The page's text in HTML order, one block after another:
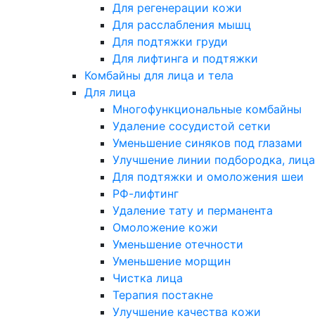
Для регенерации кожи
Для расслабления мышц
Для подтяжки груди
Для лифтинга и подтяжки
Комбайны для лица и тела
Для лица
Многофункциональные комбайны
Удаление сосудистой сетки
Уменьшение синяков под глазами
Улучшение линии подбородка, лица
Для подтяжки и омоложения шеи
РФ-лифтинг
Удаление тату и перманента
Омоложение кожи
Уменьшение отечности
Уменьшение морщин
Чистка лица
Терапия постакне
Улучшение качества кожи